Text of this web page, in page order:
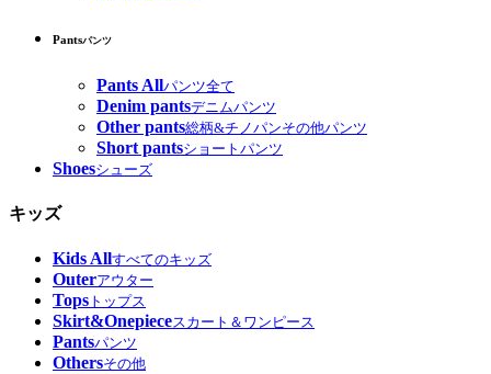
Pantsパンツ
Pants Allパンツ全て
Denim pantsデニムパンツ
Other pants総柄&チノパンその他パンツ
Short pantsショートパンツ
Shoesシューズ
キッズ
Kids Allすべてのキッズ
Outerアウター
Tops トップス
Skirt&Onepieceスカート＆ワンピース
Pantsパンツ
Othersその他